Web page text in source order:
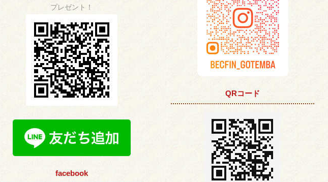
プレゼント！
facebook
QRコード